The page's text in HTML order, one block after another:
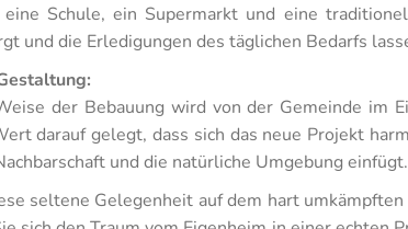
eine Schule, ein Supermarkt und eine
und die Erledigungen des täglichen Bedarfs
der Bebauung wird von der Gemeinde im
darauf gelegt, dass sich das neue Projekt
und die natürliche Umgebung einfügt.
seltene Gelegenheit auf dem hart